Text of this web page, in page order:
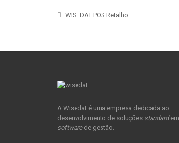
WISEDAT POS Retalho
A Wisedat é uma empresa dedicada ao
desenvolvimento de soluções standardem
softwarede gestão.